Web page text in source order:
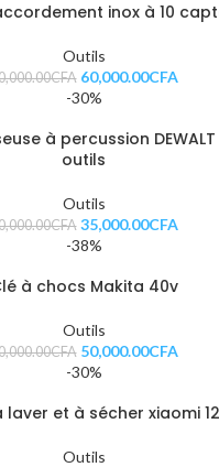
inox à 10
Outils
CFA 60,000.00CFA
-30%
à percussion
outils
Outils
CFA 35,000.00CFA
-38%
à chocs Makita 40v
Outils
CFA 50,000.00CFA
-30%
laver et à sécher xiaomi
Outils